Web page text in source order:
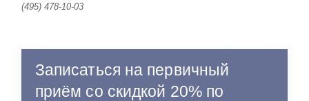
(495) 478-10-03
Записаться на первичный
приём со скидкой 20% по